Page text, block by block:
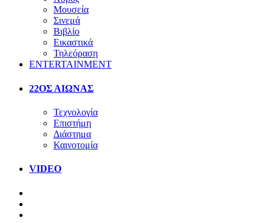
Μουσεία
Σινεμά
Βιβλίο
Εικαστικά
Τηλεόραση
ENTERTAINMENT
22ΟΣ ΑΙΩΝΑΣ
Τεχνολογία
Επιστήμη
Διάστημα
Καινοτομία
VIDEO